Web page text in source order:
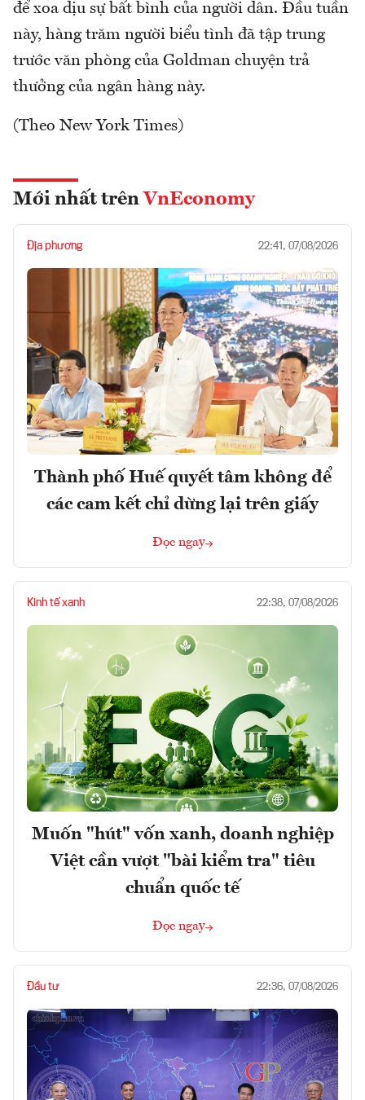
để xoa dịu sự bất bình của người dân. Đầu tuần
này, hàng trăm người biểu tình đã tập trung
trước văn phòng của Goldman chuyện trả
thưởng của ngân hàng này.
(Theo New York Times)
Mới nhất trên VnEconomy
Địa phương 22:41, 07/08/2026
Thành phố Huế quyết tâm không để
các cam kết chỉ dừng lại trên giấy
Đọc ngay
Kinh tế xanh 22:38, 07/08/2026
Muốn "hút" vốn xanh, doanh nghiệp
Việt cần vượt "bài kiểm tra" tiêu
chuẩn quốc tế
Đọc ngay
Đầu tư 22:36, 07/08/2026